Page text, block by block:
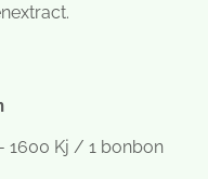
1600 Kj / 1 bonbon